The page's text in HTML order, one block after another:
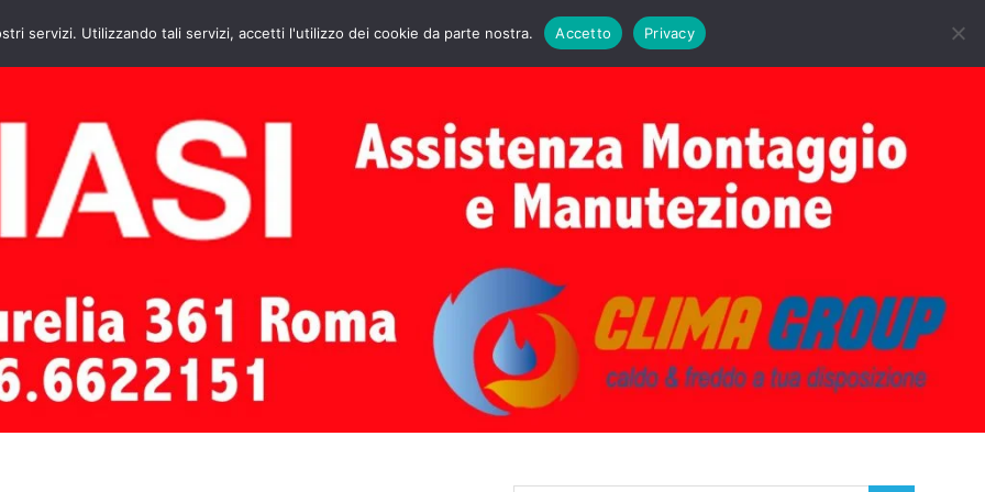
HOME CONTATTI ASSISTENZA CALDAIE BIASI PRIMA ACCENSIONE CALDAIE BIASI
servizi. Utilizzando tali servizi, accetti l'utilizzo dei cookie da parte nostra. Accetto Privacy